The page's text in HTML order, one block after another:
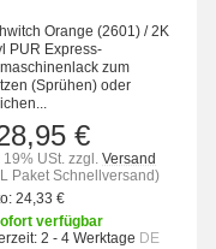
Orange (2601) / 2K
PUR Express-
zum
(Sprühen) oder
€
19% USt. zzgl. Versand
Paket Schnellversand)
24,33 €
verfügbar
2 - 4 Werktage DE